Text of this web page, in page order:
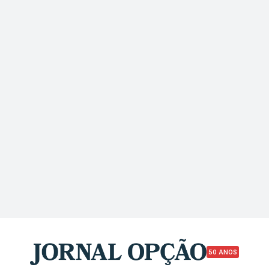
50 ANOS